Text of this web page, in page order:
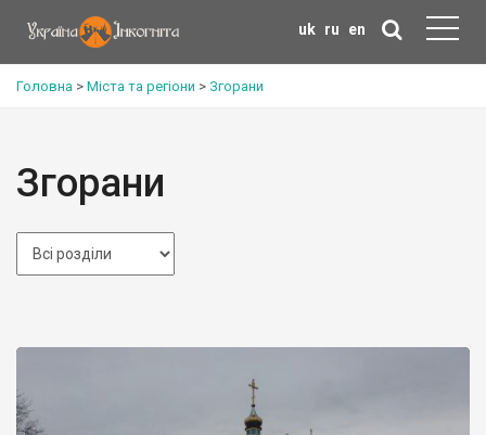
uk ru en
Головна > Міста та регіони > Згорани
Згорани